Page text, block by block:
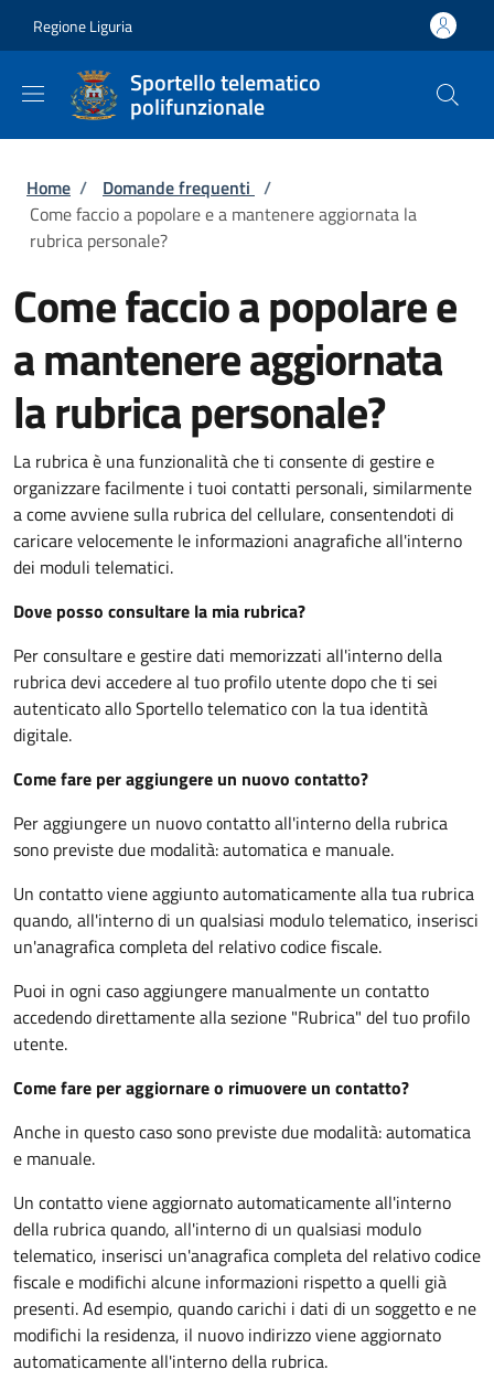
Regione Liguria
Sportello telematico
polifunzionale
Briciole di pane
Home / Domande frequenti /
Come faccio a popolare e a mantenere aggiornata la
rubrica personale?
Come faccio a popolare e
a mantenere aggiornata
la rubrica personale?
La rubrica è una funzionalità che ti consente di gestire e
organizzare facilmente i tuoi contatti personali, similarmente
a come avviene sulla rubrica del cellulare, consentendoti di
caricare velocemente le informazioni anagrafiche all'interno
dei moduli telematici.
Dove posso consultare la mia rubrica?
Per consultare e gestire dati memorizzati all'interno della
rubrica devi accedere al tuo profilo utente dopo che ti sei
autenticato allo Sportello telematico con la tua identità
digitale.
Come fare per aggiungere un nuovo contatto?
Per aggiungere un nuovo contatto all'interno della rubrica
sono previste due modalità: automatica e manuale.
Un contatto viene aggiunto automaticamente alla tua rubrica
quando, all'interno di un qualsiasi modulo telematico, inserisci
un'anagrafica completa del relativo codice fiscale.
Puoi in ogni caso aggiungere manualmente un contatto
accedendo direttamente alla sezione "Rubrica" del tuo profilo
utente.
Come fare per aggiornare o rimuovere un contatto?
Anche in questo caso sono previste due modalità: automatica
e manuale.
Un contatto viene aggiornato automaticamente all'interno
della rubrica quando, all'interno di un qualsiasi modulo
telematico, inserisci un'anagrafica completa del relativo codice
fiscale e modifichi alcune informazioni rispetto a quelli già
presenti. Ad esempio, quando carichi i dati di un soggetto e ne
modifichi la residenza, il nuovo indirizzo viene aggiornato
automaticamente all'interno della rubrica.